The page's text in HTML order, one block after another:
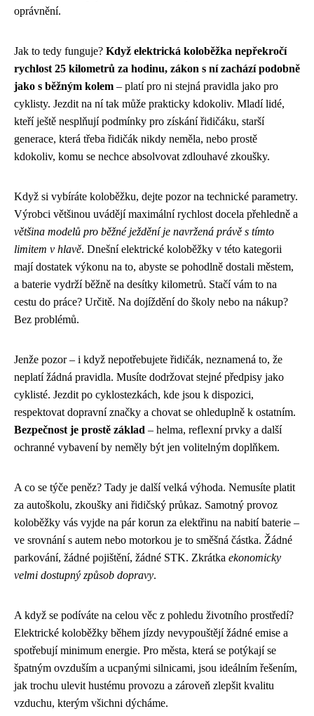
oprávnění.
Jak to tedy funguje? Když elektrická koloběžka nepřekročí
rychlost 25 kilometrů za hodinu, zákon s ní zachází podobně
jako s běžným kolem – platí pro ni stejná pravidla jako pro
cyklisty. Jezdit na ní tak může prakticky kdokoliv. Mladí lidé,
kteří ještě nesplňují podmínky pro získání řidičáku, starší
generace, která třeba řidičák nikdy neměla, nebo prostě
kdokoliv, komu se nechce absolvovat zdlouhavé zkoušky.
Když si vybíráte koloběžku, dejte pozor na technické parametry.
Výrobci většinou uvádějí maximální rychlost docela přehledně a
většina modelů pro běžné ježdění je navržená právě s tímto
limitem v hlavě. Dnešní elektrické koloběžky v této kategorii
mají dostatek výkonu na to, abyste se pohodlně dostali městem,
a baterie vydrží běžně na desítky kilometrů. Stačí vám to na
cestu do práce? Určitě. Na dojíždění do školy nebo na nákup?
Bez problémů.
Jenže pozor – i když nepotřebujete řidičák, neznamená to, že
neplatí žádná pravidla. Musíte dodržovat stejné předpisy jako
cyklisté. Jezdit po cyklostezkách, kde jsou k dispozici,
respektovat dopravní značky a chovat se ohleduplně k ostatním.
Bezpečnost je prostě základ – helma, reflexní prvky a další
ochranné vybavení by neměly být jen volitelným doplňkem.
A co se týče peněz? Tady je další velká výhoda. Nemusíte platit
za autoškolu, zkoušky ani řidičský průkaz. Samotný provoz
koloběžky vás vyjde na pár korun za elektřinu na nabití baterie –
ve srovnání s autem nebo motorkou je to směšná částka. Žádné
parkování, žádné pojištění, žádné STK. Zkrátka ekonomicky
velmi dostupný způsob dopravy.
A když se podíváte na celou věc z pohledu životního prostředí?
Elektrické koloběžky během jízdy nevypouštějí žádné emise a
spotřebují minimum energie. Pro města, která se potýkají se
špatným ovzduším a ucpanými silnicami, jsou ideálním řešením,
jak trochu ulevit hustému provozu a zároveň zlepšit kvalitu
vzduchu, kterým všichni dýcháme.